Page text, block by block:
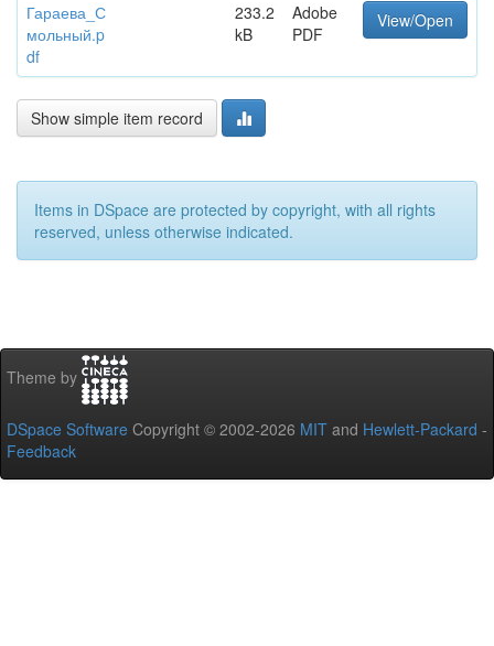
Гараева_С
мольный.p
df
233.2
kB
Adobe
PDF
View/Open
Show simple item record
Items in DSpace are protected by copyright, with all rights
reserved, unless otherwise indicated.
Theme by
DSpace Software Copyright © 2002-2026 MIT and Hewlett-Packard -
Feedback